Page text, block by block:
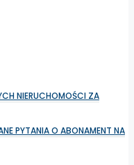
NIERUCHOMOŚCI ZA
PYTANIA O ABONAMENT NA